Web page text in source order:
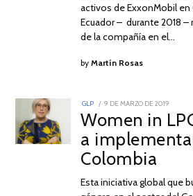
activos de ExxonMobil en
Ecuador – durante 2018
de la compañía en el…
byMartín Rosas
GLP
POSTED
9 DE MARZO DE 2019
DE
MARZO
DE
2019
Women in
a
Colombia
Esta iniciativa global que